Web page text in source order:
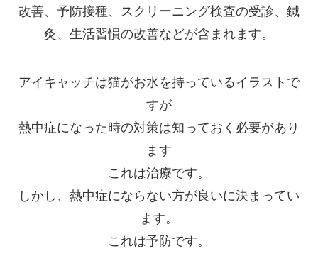
改善、予防接種、スクリーニング検査の受診、鍼
灸、生活習慣の改善などが含まれます。
アイキャッチは猫がお水を持っているイラストで
すが
熱中症になった時の対策は知っておく必要があり
ます
これは治療です。
しかし、熱中症にならない方が良いに決まってい
ます。
これは予防です。